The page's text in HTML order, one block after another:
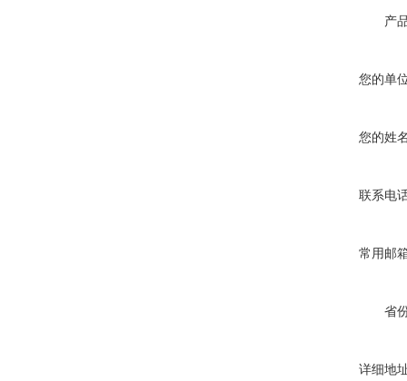
产
您的单
您的姓
联系电
常用邮
省
详细地